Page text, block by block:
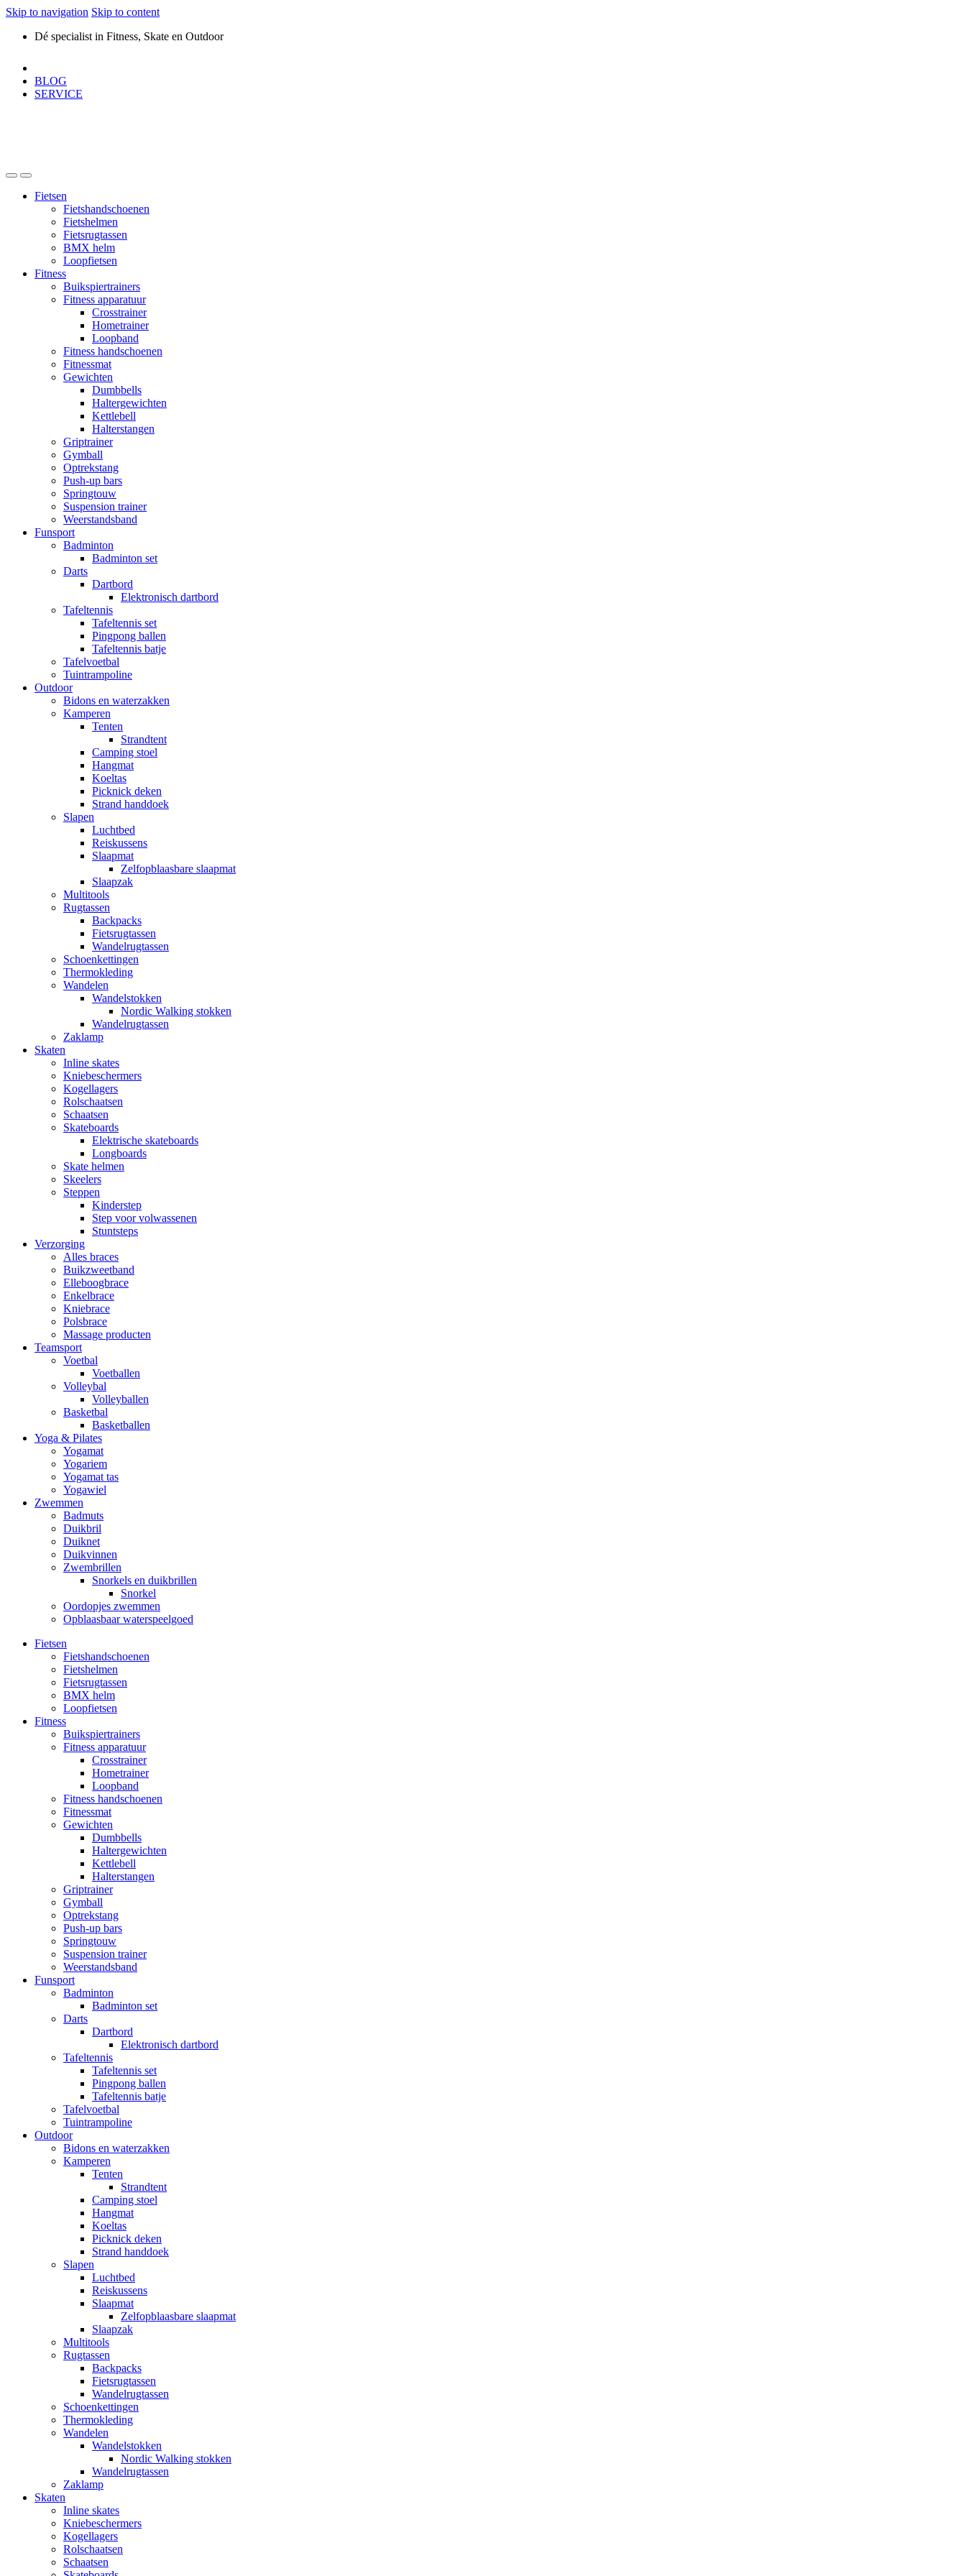
Skip to navigation Skip to content
Dé specialist in Fitness, Skate en Outdoor
BLOG
SERVICE
Fietsen
Fietshandschoenen
Fietshelmen
Fietsrugtassen
BMX helm
Loopfietsen
Fitness
Buikspiertrainers
Fitness apparatuur
Crosstrainer
Hometrainer
Loopband
Fitness handschoenen
Fitnessmat
Gewichten
Dumbbells
Haltergewichten
Kettlebell
Halterstangen
Griptrainer
Gymball
Optrekstang
Push-up bars
Springtouw
Suspension trainer
Weerstandsband
Funsport
Badminton
Badminton set
Darts
Dartbord
Elektronisch dartbord
Tafeltennis
Tafeltennis set
Pingpong ballen
Tafeltennis batje
Tafelvoetbal
Tuintrampoline
Outdoor
Bidons en waterzakken
Kamperen
Tenten
Strandtent
Camping stoel
Hangmat
Koeltas
Picknick deken
Strand handdoek
Slapen
Luchtbed
Reiskussens
Slaapmat
Zelfopblaasbare slaapmat
Slaapzak
Multitools
Rugtassen
Backpacks
Fietsrugtassen
Wandelrugtassen
Schoenkettingen
Thermokleding
Wandelen
Wandelstokken
Nordic Walking stokken
Wandelrugtassen
Zaklamp
Skaten
Inline skates
Kniebeschermers
Kogellagers
Rolschaatsen
Schaatsen
Skateboards
Elektrische skateboards
Longboards
Skate helmen
Skeelers
Steppen
Kinderstep
Step voor volwassenen
Stuntsteps
Verzorging
Alles braces
Buikzweetband
Elleboogbrace
Enkelbrace
Kniebrace
Polsbrace
Massage producten
Teamsport
Voetbal
Voetballen
Volleybal
Volleyballen
Basketbal
Basketballen
Yoga & Pilates
Yogamat
Yogariem
Yogamat tas
Yogawiel
Zwemmen
Badmuts
Duikbril
Duiknet
Duikvinnen
Zwembrillen
Snorkels en duikbrillen
Snorkel
Oordopjes zwemmen
Opblaasbaar waterspeelgoed
Fietsen
Fietshandschoenen
Fietshelmen
Fietsrugtassen
BMX helm
Loopfietsen
Fitness
Buikspiertrainers
Fitness apparatuur
Crosstrainer
Hometrainer
Loopband
Fitness handschoenen
Fitnessmat
Gewichten
Dumbbells
Haltergewichten
Kettlebell
Halterstangen
Griptrainer
Gymball
Optrekstang
Push-up bars
Springtouw
Suspension trainer
Weerstandsband
Funsport
Badminton
Badminton set
Darts
Dartbord
Elektronisch dartbord
Tafeltennis
Tafeltennis set
Pingpong ballen
Tafeltennis batje
Tafelvoetbal
Tuintrampoline
Outdoor
Bidons en waterzakken
Kamperen
Tenten
Strandtent
Camping stoel
Hangmat
Koeltas
Picknick deken
Strand handdoek
Slapen
Luchtbed
Reiskussens
Slaapmat
Zelfopblaasbare slaapmat
Slaapzak
Multitools
Rugtassen
Backpacks
Fietsrugtassen
Wandelrugtassen
Schoenkettingen
Thermokleding
Wandelen
Wandelstokken
Nordic Walking stokken
Wandelrugtassen
Zaklamp
Skaten
Inline skates
Kniebeschermers
Kogellagers
Rolschaatsen
Schaatsen